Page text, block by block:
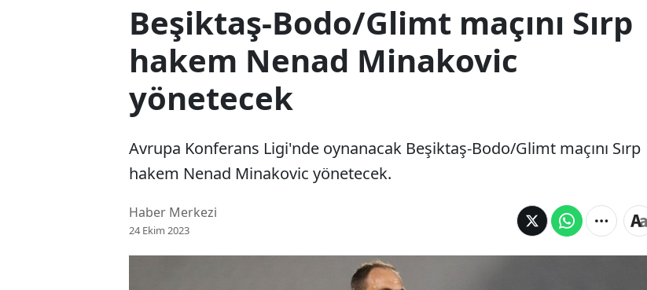
Beşiktaş-Bodo/Glimt maçını Sırp
hakem Nenad Minakovic
yönetecek
Avrupa Konferans Ligi'nde oynanacak Beşiktaş-Bodo/Glimt maçını Sırp
hakem Nenad Minakovic yönetecek.
Haber Merkezi
24 Ekim 2023